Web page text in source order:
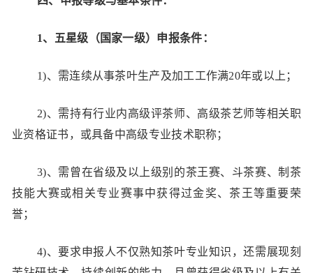
1、五星级（国家一级）申报条件：
1)、需连续从事茶叶生产及加工工作满20年或以上；
2)、需持有行业内高级评茶师、高级茶艺师等相关职
业资格证书，或具备中高级专业技术职称；
3)、需曾在省级及以上级别的茶王赛、斗茶赛、制茶
技能大赛或相关专业赛事中获得过金奖、茶王等重要荣
誉；
4)、要求申报人不仅熟知茶叶专业知识，还需展现刻